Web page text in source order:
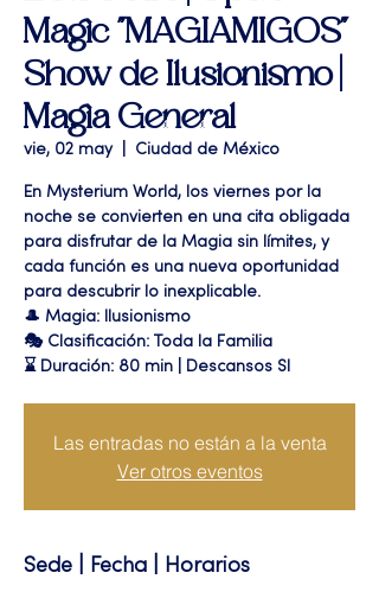
Magic "MAGIAMIGOS"
Show de Ilusionismo |
Magia General
vie, 02 may
  |
Ciudad de México
En Mysterium World, los viernes por la
noche se convierten en una cita obligada
para disfrutar de la Magia sin límites, y
cada función es una nueva oportunidad
para descubrir lo inexplicable.
🎩 Magia: Ilusionismo
🎭 Clasificación: Toda la Familia
⌛ Duración: 80 min | Descansos SI
Las entradas no están a la venta
Ver otros eventos
Sede | Fecha | Horarios